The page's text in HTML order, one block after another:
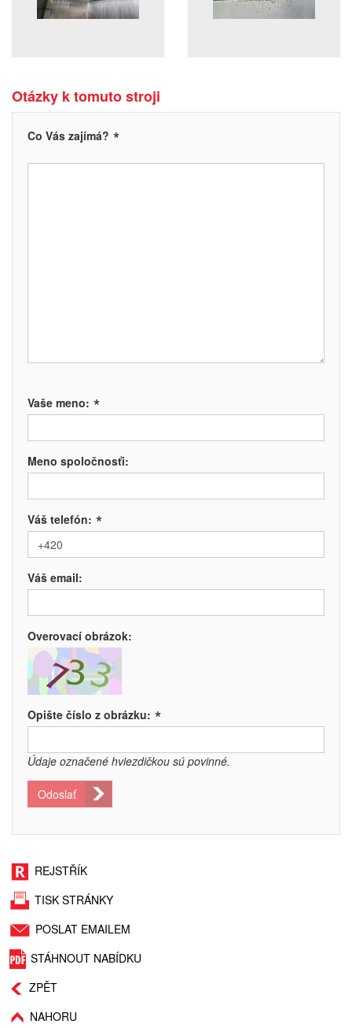
Otázky k tomuto stroji
Co Vás zajímá? *
Vaše meno: *
Meno spoločnosťi:
Váš telefón: *
Váš email:
Overovací obrázok:
Opište číslo z obrázku: *
Údaje označené hviezdičkou sú povinné.
Odoslať
REJSTŘÍK
TISK STRÁNKY
POSLAT EMAILEM
STÁHNOUT NABÍDKU
ZPĚT
NAHORU